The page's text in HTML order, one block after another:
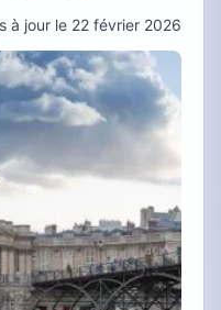
à jour le 22 février 2026